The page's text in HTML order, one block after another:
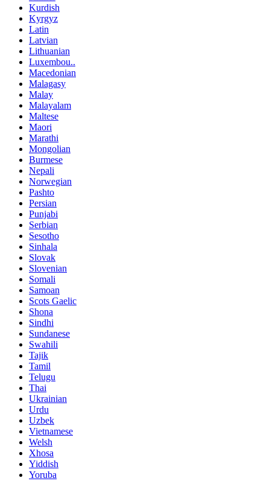
Kurdish
Kyrgyz
Latin
Latvian
Lithuanian
Luxembou..
Macedonian
Malagasy
Malay
Malayalam
Maltese
Maori
Marathi
Mongolian
Burmese
Nepali
Norwegian
Pashto
Persian
Punjabi
Serbian
Sesotho
Sinhala
Slovak
Slovenian
Somali
Samoan
Scots Gaelic
Shona
Sindhi
Sundanese
Swahili
Tajik
Tamil
Telugu
Thai
Ukrainian
Urdu
Uzbek
Vietnamese
Welsh
Xhosa
Yiddish
Yoruba